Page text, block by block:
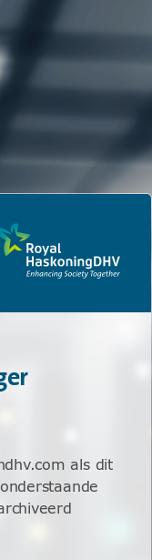
als dit